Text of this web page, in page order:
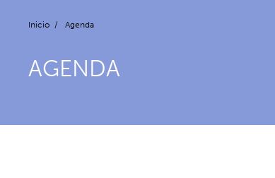
Inicio / Agenda
AGENDA